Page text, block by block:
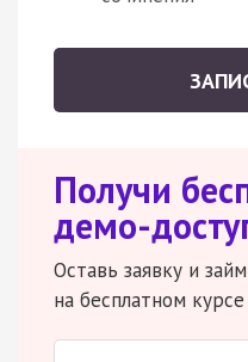
Получи
демо-
Оставь заявку и
на бесплатном